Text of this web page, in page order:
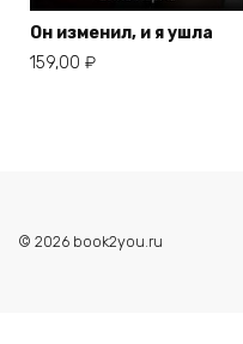
Он изменил, и я ушла
159,00 ₽
© 2026 book2you.ru